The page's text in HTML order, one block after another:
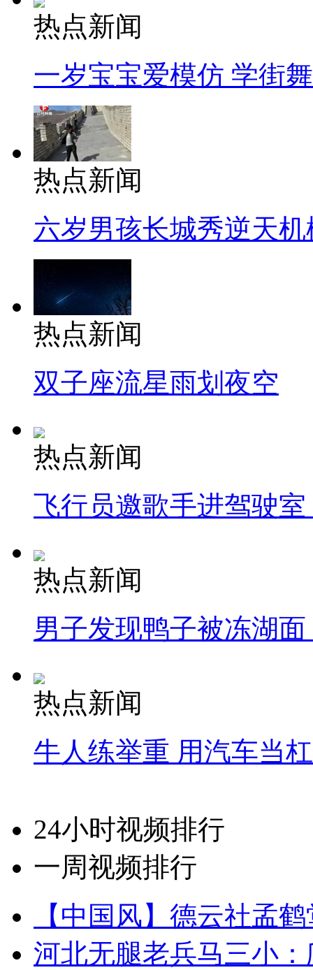
热点新闻
一岁宝宝爱模仿 学街
热点新闻
六岁男孩长城秀逆天机
热点新闻
双子座流星雨划夜空
热点新闻
飞行员邀歌手进驾驶
热点新闻
男子发现鸭子被冻湖
热点新闻
牛人练举重 用汽车当
24小时视频排行
一周视频排行
【中国风】德云社孟
河北无腿老兵马三小